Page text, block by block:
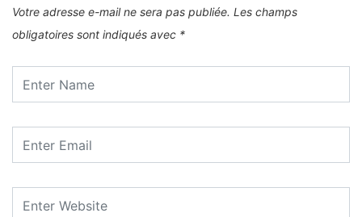
Votre adresse e-mail ne sera pas publiée. Les champs
obligatoires sont indiqués avec *